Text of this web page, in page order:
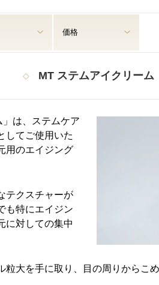
価格
MT ステムアイクリーム
」は、ステムケア
してご使用いた
用のエイジング
テクスチャーが
も特にエイジン
に対しての集中
粒大を手に取り、目の周りからこ